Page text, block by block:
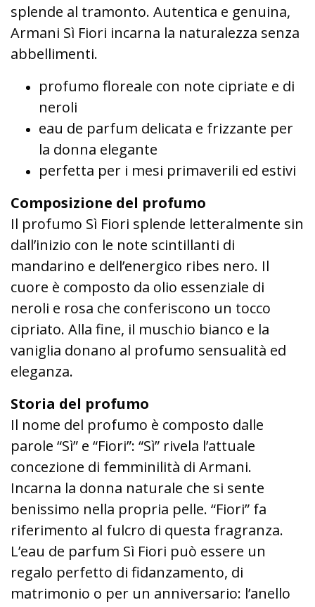
splende al tramonto. Autentica e genuina,
Armani Sì Fiori incarna la naturalezza senza
abbellimenti.
profumo floreale con note cipriate e di
neroli
eau de parfum delicata e frizzante per
la donna elegante
perfetta per i mesi primaverili ed estivi
Composizione del profumo
Il profumo Sì Fiori splende letteralmente sin
dall’inizio con le note scintillanti di
mandarino e dell’energico ribes nero. Il
cuore è composto da olio essenziale di
neroli e rosa che conferiscono un tocco
cipriato. Alla fine, il muschio bianco e la
vaniglia donano al profumo sensualità ed
eleganza.
Storia del profumo
Il nome del profumo è composto dalle
parole “Sì” e “Fiori”: “Sì” rivela l’attuale
concezione di femminilità di Armani.
Incarna la donna naturale che si sente
benissimo nella propria pelle. “Fiori” fa
riferimento al fulcro di questa fragranza.
L’eau de parfum Sì Fiori può essere un
regalo perfetto di fidanzamento, di
matrimonio o per un anniversario: l’anello